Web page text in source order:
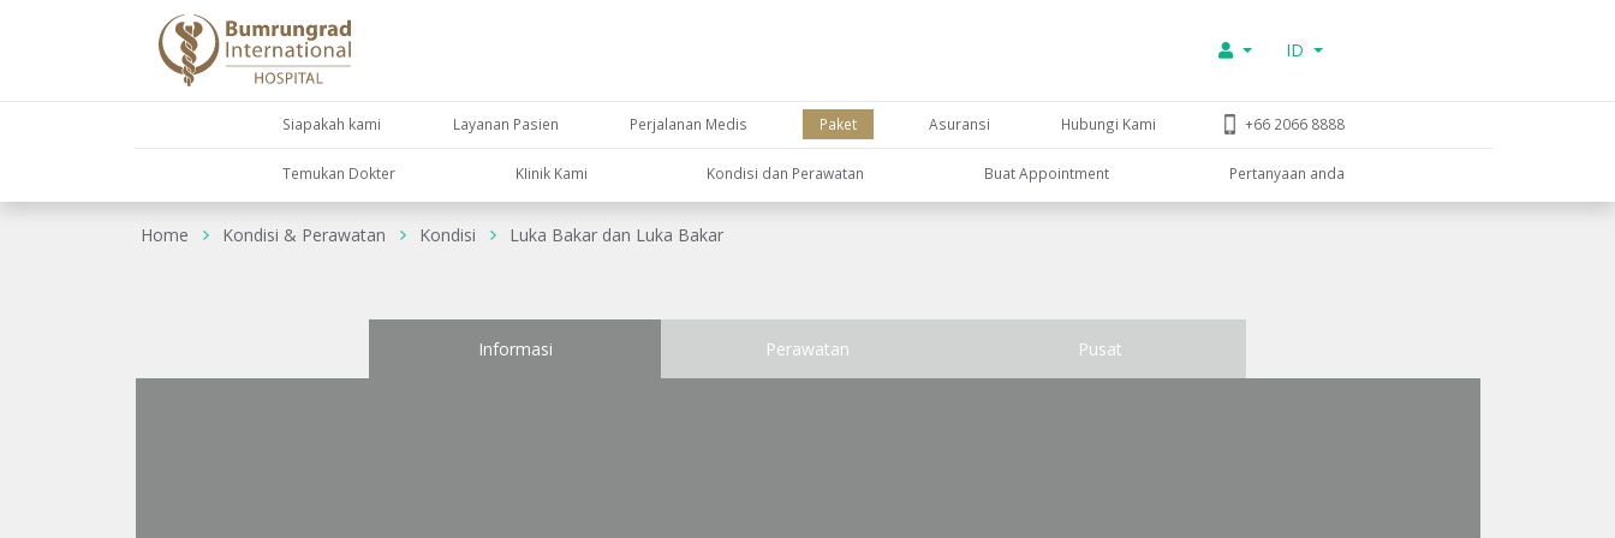
ID
Siapakah kami Layanan Pasien Perjalanan Medis Paket Asuransi Hubungi Kami +66 2066 8888
Temukan Dokter KIinik Kami Kondisi dan Perawatan Buat Appointment Pertanyaan anda
Home Kondisi & Perawatan Kondisi Luka Bakar dan Luka Bakar
Informasi Perawatan Pusat